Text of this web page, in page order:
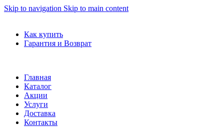
Skip to navigation Skip to main content
Как купить
Гарантия и Возврат
Главная
Каталог
Акции
Услуги
Доставка
Контакты